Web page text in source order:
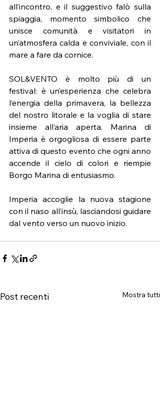
all’incontro, e il suggestivo falò sulla
spiaggia, momento simbolico che
unisce comunità e visitatori in
un’atmosfera calda e conviviale, con il
mare a fare da cornice.
SOL&VENTO è molto più di un
festival: è un’esperienza che celebra
l’energia della primavera, la bellezza
del nostro litorale e la voglia di stare
insieme all’aria aperta. Marina di
Imperia è orgogliosa di essere parte
attiva di questo evento che ogni anno
accende il cielo di colori e riempie
Borgo Marina di entusiasmo.
Imperia accoglie la nuova stagione
con il naso all’insù, lasciandosi guidare
dal vento verso un nuovo inizio.
Post recenti Mostra tutti